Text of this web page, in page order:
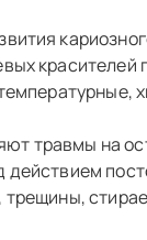
травмы на